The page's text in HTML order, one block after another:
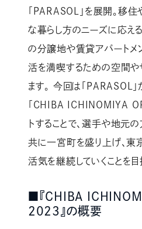
「PARASOL」を展開。移
な暮らし方のニーズに応え
の分譲地や賃貸アパートメ
活を満喫するための空間や
ます。 今回は「PARASOL」
「CHIBA ICHINOMIYA
トすることで、選手や地元
共に一宮町を盛り上げ、東
活気を継続していくことを目
■『CHIBA
2023』の概要